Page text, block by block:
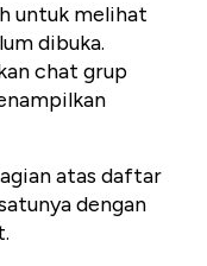
untuk melihat
dibuka.
chat grup
atas daftar
dengan